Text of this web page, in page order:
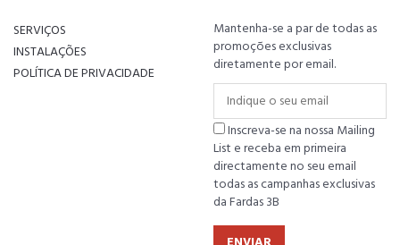
SERVIÇOS
INSTALAÇÕES
POLÍTICA DE PRIVACIDADE
Mantenha-se a par de todas as
promoções exclusivas
diretamente por email.
Inscreva-se na nossa Mailing
List e receba em primeira
directamente no seu email
todas as campanhas exclusivas
da Fardas 3B